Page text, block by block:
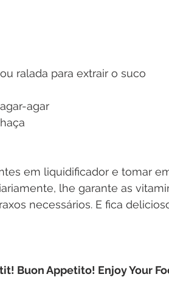
ralada para extrair o suco
agar
em liquidificador e tomar
lhe garante as
necessários. E fica
Buon Appetito! Enjoy Your